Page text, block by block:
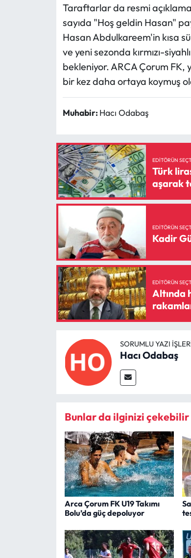
Taraftarlar da resmi
sayıda "Hoş geldin Hasan"
Hasan Abdulkareem'in kısa
ve yeni sezonda kırmızı-
bekleniyor. ARCA Çorum FK,
bir kez daha ortaya koymuş
Muhabir: Hacı Odabaş
EDITÖRÜN
Türk
aşarak
EDITÖRÜN
Kadir
EDITÖRÜN
Altında
SORUMLU YAZI
Hacı Odabaş
Bunlar da ilginizi çekebilir
Arca Çorum FK U19 Takımı
Bolu’da güç depoluyor